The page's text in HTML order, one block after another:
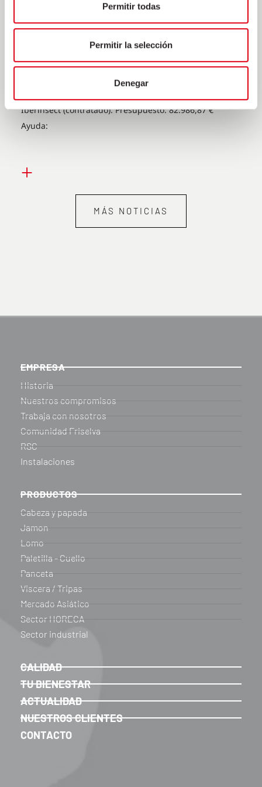
Permitir todas
Permitir la selección
Denegar
lechones de primera edad con larvas de Tenebrio
molitor: efectos sobre el desarrollo y la salud intestinal”
Participantes: NOEL ALIMENTARIA SAU (líder),
SELECCIÓN BATALLÉ SA (beneficiario), FRISELVA SA
Iberinsect (contratado). Presupuesto: 82.986,87 €
Ayuda:
+
MÁS NOTICIAS
EMPRESA
Historia
Nuestros compromisos
Trabaja con nosotros
Comunidad Friselva
RSC
Instalaciones
PRODUCTOS
Cabeza y papada
Jamon
Lomo
Paletilla - Cuello
Panceta
Viscera / Tripas
Mercado Asiático
Sector HORECA
Sector industrial
CALIDAD
TU BIENESTAR
ACTUALIDAD
NUESTROS CLIENTES
CONTACTO